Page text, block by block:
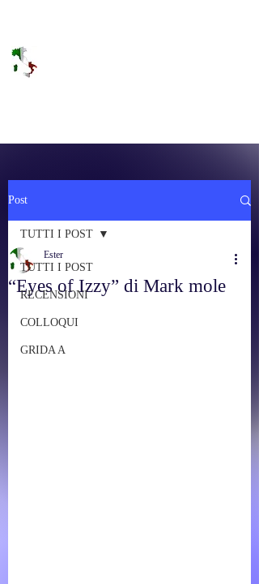
Post
TUTTI I POST
RECENSIONI
COLLOQUI
GRIDA A
TUTTI I POST
“Eyes of Izzy” di Mark mole
Ester